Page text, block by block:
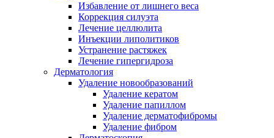
Избавление от лишнего веса
Коррекция силуэта
Лечение целлюлита
Инъекции липолитиков
Устранение растяжек
Лечение гипергидроза
Дерматология
Удаление новообразований
Удаление кератом
Удаление папиллом
Удаление дерматофибромы
Удаление фибром